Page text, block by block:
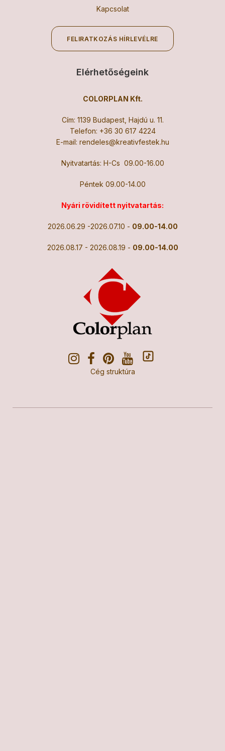
Kapcsolat
FELIRATKOZÁS HÍRLEVÉLRE
Elérhetőségeink
COLORPLAN Kft.
Cím: 1139 Budapest, Hajdú u. 11.
Telefon: +36 30 617 4224
E-mail: rendeles@kreativfestek.hu
Nyitvatartás: H-Cs 09.00-16.00
Péntek 09.00-14.00
Nyári rövidített nyitvatartás:
2026.06.29 -2026.07.10 - 09.00-14.00
2026.08.17 - 2026.08.19 - 09.00-14.00
Cég struktúra